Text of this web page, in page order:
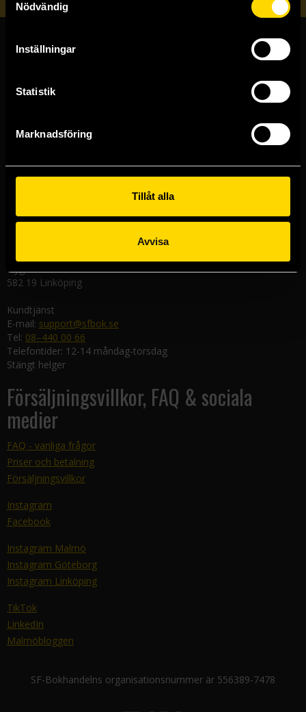
Nödvändig
Inställningar
Statistik
Marknadsföring
Tillåt alla
Avvisa
Stockholmsbutiken
Södra Förstadsgatan 26
211 43 Malmö
Nygatan 20
582 19 Linköping
Kundtjänst
E-mail: support@sfbok.se
Tel: 08–440 00 66
Telefontider: 12-14 måndag-torsdag
Stängt helger
Försäljningsvillkor, FAQ & sociala
medier
FAQ - vanliga frågor
Priser och betalning
Försäljningsvillkor
Instagram
Facebook
Instagram Malmö
Instagram Göteborg
Instagram Linköping
TikTok
LinkedIn
Malmöbloggen
SF-Bokhandelns organisationsnummer är 556389-7478